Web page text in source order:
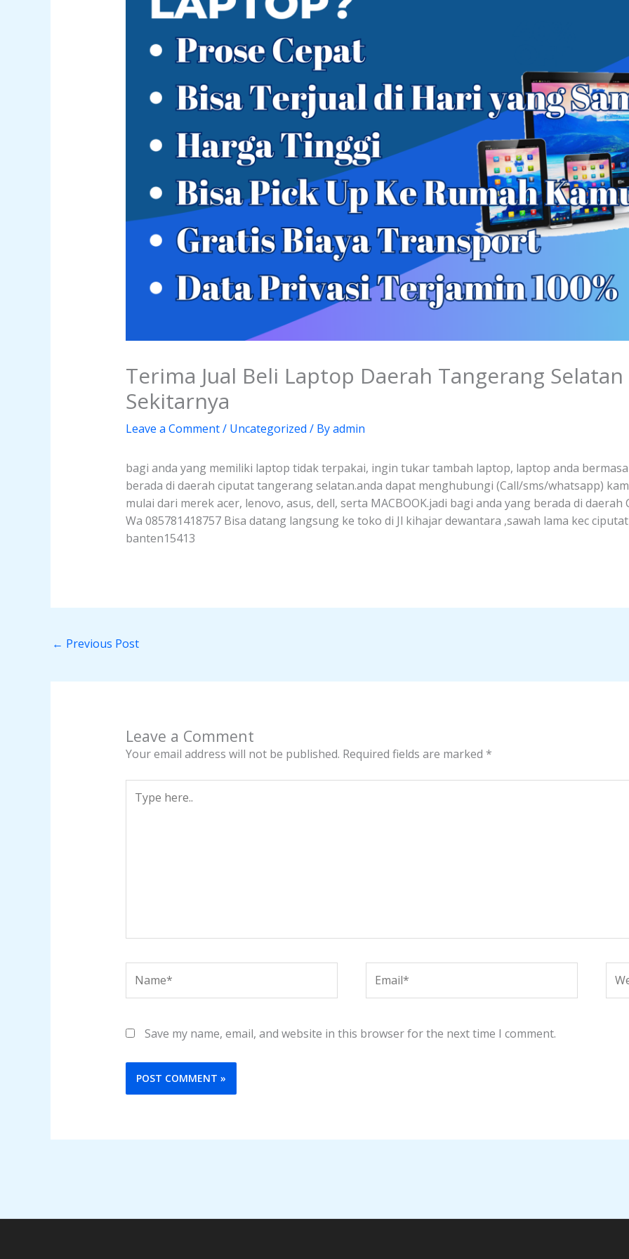
Terima Jual Beli Laptop Daerah Tangerang
Sekitarnya
Leave a Comment/ Uncategorized / Byadmin
bagi anda yang memiliki laptop tidak terpakai, ingin tukar tambah laptop, laptop anda
berada di daerah ciputat tangerang selatan.anda dapat menghubungi (Call/sms/whatsapp)
mulai dari merek acer, lenovo, asus, dell, serta MACBOOK.jadi bagi anda yang berada di
Wa 085781418757 Bisa datang langsung ke toko di Jl kihajar dewantara ,sawah lama kec
banten15413
← Previous Post
Leave a Comment
Your email address will not be published. Required fields are marked *
here..
Save my name, email, and website in this browser for the next time I comment.